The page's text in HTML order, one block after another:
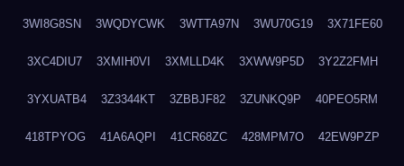
3WI8G8SN 3WQDYCWK 3WTTA97N 3WU70G19 3X71FE60
3XC4DIU7 3XMIH0VI 3XMLLD4K 3XWW9P5D 3Y2Z2FMH
3YXUATB4 3Z3344KT 3ZBBJF82 3ZUNKQ9P 40PEO5RM
418TPYOG 41A6AQPI 41CR68ZC 428MPM7O 42EW9PZP